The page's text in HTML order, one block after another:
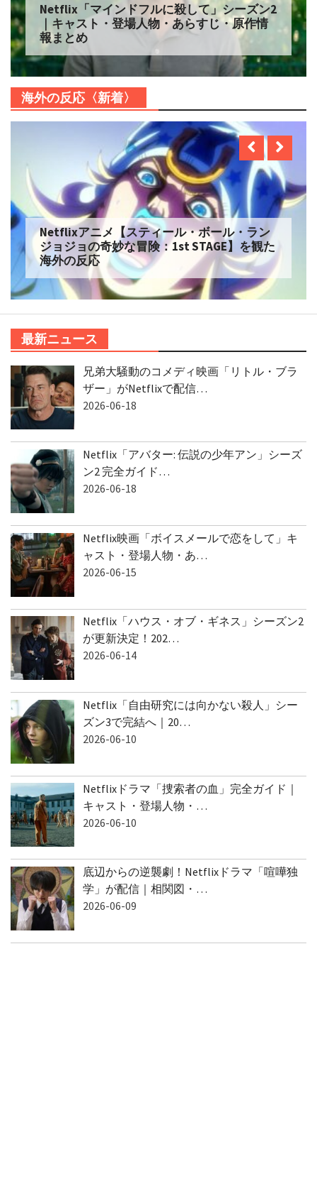
Netflix「マインドフルに殺して」シーズン2
｜キャスト・登場人物・あらすじ・原作情
報まとめ
海外の反応〈新着〉
Netflixアニメ【スティール・ボール・ラン
ジョジョの奇妙な冒険：1st STAGE】を観た
海外の反応
最新ニュース
兄弟大騒動のコメディ映画「リトル・ブラ
ザー」がNetflixで配信…
2026-06-18
Netflix「アバター: 伝説の少年アン」シーズ
ン2 完全ガイド…
2026-06-18
Netflix映画「ボイスメールで恋をして」キ
ャスト・登場人物・あ…
2026-06-15
Netflix「ハウス・オブ・ギネス」シーズン2
が更新決定！202…
2026-06-14
Netflix「自由研究には向かない殺人」シー
ズン3で完結へ｜20…
2026-06-10
Netflixドラマ「捜索者の血」完全ガイド｜
キャスト・登場人物・…
2026-06-10
底辺からの逆襲劇！Netflixドラマ「喧嘩独
学」が配信｜相関図・…
2026-06-09